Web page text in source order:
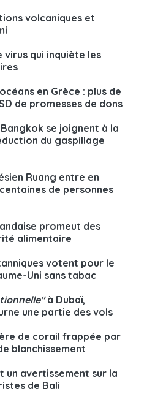
volcaniques et
virus qui inquiète les
en Grèce : plus de
de promesses de dons
se joignent à la
du gaspillage
Ruang entre en
de personnes
promeut des
alimentaire
votent pour le
Uni sans tabac
à Dubaï,
une partie des vols
de corail frappée par
blanchissement
un avertissement sur la
de Bali